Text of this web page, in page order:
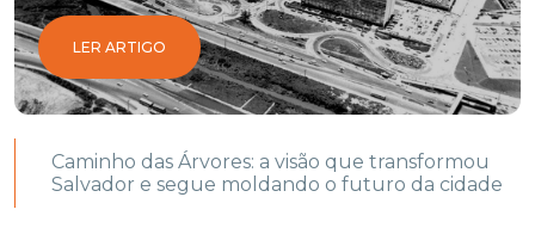
LER ARTIGO
Caminho das Árvores: a visão que transformou
Salvador e segue moldando o futuro da cidade